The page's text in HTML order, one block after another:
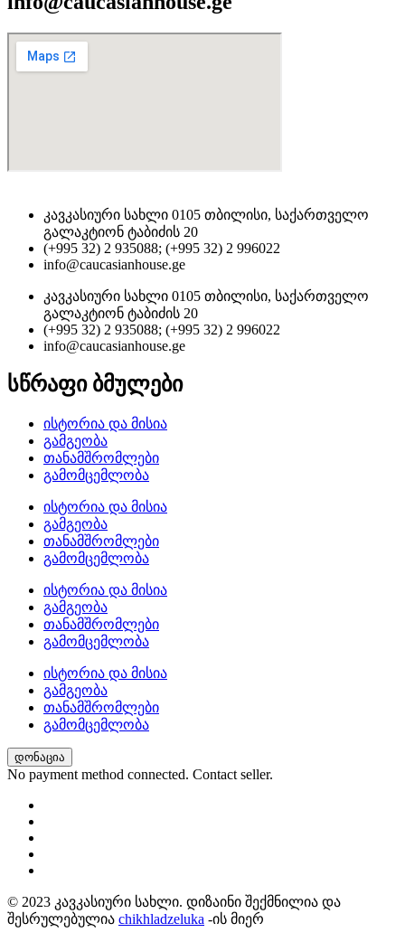
კავკასიური სახლი 0105 თბილისი, საქართველო
გალაკტიონ ტაბიძის 20
(+995 32) 2 935088; (+995 32) 2 996022
info@caucasianhouse.ge
კავკასიური სახლი 0105 თბილისი, საქართველო
გალაკტიონ ტაბიძის 20
(+995 32) 2 935088; (+995 32) 2 996022
info@caucasianhouse.ge
სწრაფი ბმულები
ისტორია და მისია
გამგეობა
თანამშრომლები
გამომცემლობა
ისტორია და მისია
გამგეობა
თანამშრომლები
გამომცემლობა
ისტორია და მისია
გამგეობა
თანამშრომლები
გამომცემლობა
ისტორია და მისია
გამგეობა
თანამშრომლები
გამომცემლობა
დონაცია
No payment method connected. Contact seller.
© 2023 კავკასიური სახლი. დიზაინი შექმნილია და
შესრულებულია chikhladzeluka -ის მიერ